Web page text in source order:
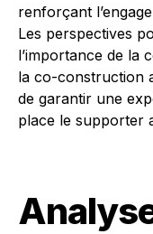
renforçant
Les perspectives
l’importance de la
la co-construction
de garantir une
place le supporter